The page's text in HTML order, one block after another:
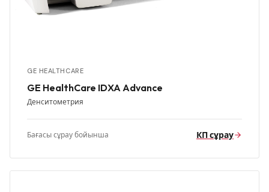
GE HEALTHCARE
GE HealthCare IDXA Advance
Денситометрия
Бағасы сұрау бойынша КП сұрау